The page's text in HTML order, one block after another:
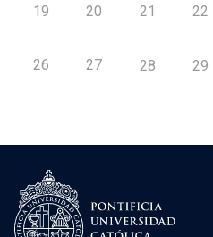
19 20 21 22
26 27 28 29